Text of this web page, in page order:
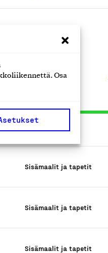
Osa
Sisämaalit ja tapetit
Sisämaalit ja tapetit
Sisämaalit ja tapetit